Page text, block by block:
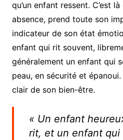
qu’un enfant ressent. C’est
absence, prend toute son
indicateur de son état
enfant qui rit souvent,
généralement un enfant qui
peau, en sécurité et
clair de son bien-être.
« Un enfant
rit, et un enfant qui